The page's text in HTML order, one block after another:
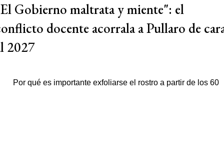
Gobierno maltrata y miente": el
docente acorrala a Pullaro de
2027